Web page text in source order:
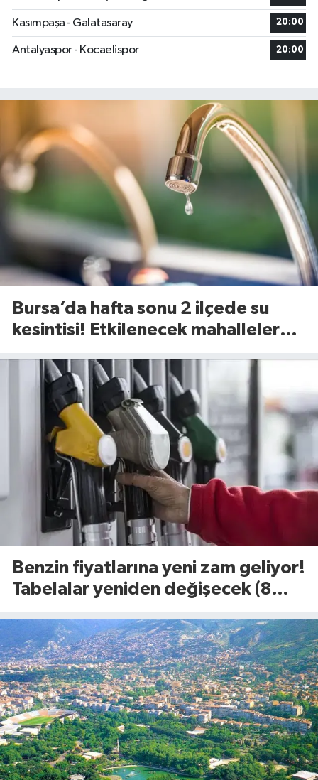
Kasımpaşa - Galatasaray 20:00
Antalyaspor - Kocaelispor 20:00
Bursa’da hafta sonu 2 ilçede su
kesintisi! Etkilenecek mahalleler
Benzin fiyatlarına yeni zam geliyor!
Tabelalar yeniden değişecek (8